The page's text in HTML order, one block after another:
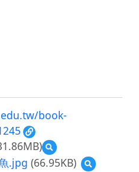
book-
預
覽
02_
.jpg (66.95KB)
預